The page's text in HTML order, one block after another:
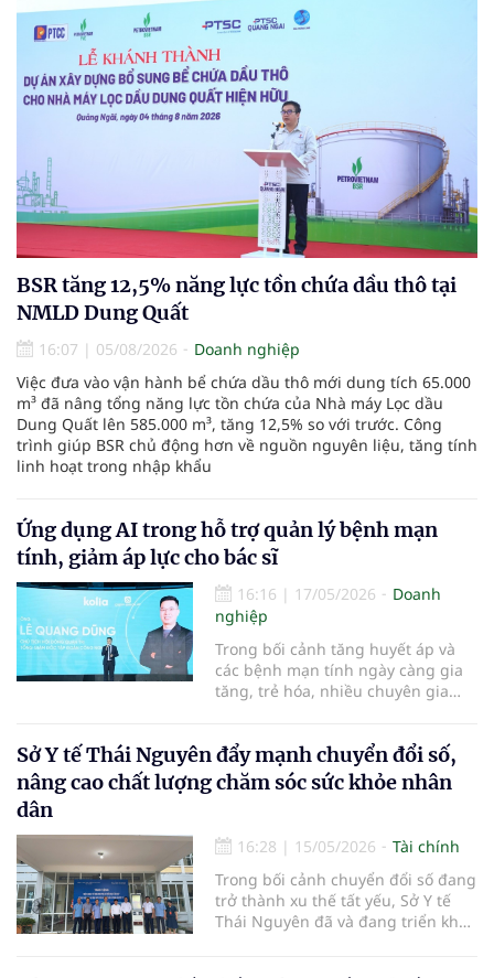
BSR tăng 12,5% năng lực tồn chứa dầu thô tại
NMLD Dung Quất
16:07 | 05/08/2026
Doanh nghiệp
Việc đưa vào vận hành bể chứa dầu thô mới dung tích 65.000
m³ đã nâng tổng năng lực tồn chứa của Nhà máy Lọc dầu
Dung Quất lên 585.000 m³, tăng 12,5% so với trước. Công
trình giúp BSR chủ động hơn về nguồn nguyên liệu, tăng tính
linh hoạt trong nhập khẩu
Ứng dụng AI trong hỗ trợ quản lý bệnh mạn
tính, giảm áp lực cho bác sĩ
16:16 | 17/05/2026
Doanh
nghiệp
Trong bối cảnh tăng huyết áp và
các bệnh mạn tính ngày càng gia
tăng, trẻ hóa, nhiều chuyên gia
trợ theo dõi sức khỏe và quản lý
điều trị lâu dài. Các nền tảng công
nghệ mới được kỳ vọng g
Sở Y tế Thái Nguyên đẩy mạnh chuyển đổi số,
nâng cao chất lượng chăm sóc sức khỏe nhân
dân
16:28 | 15/05/2026
Tài chính
Trong bối cảnh chuyển đổi số đang
trở thành xu thế tất yếu, Sở Y tế
Thái Nguyên đã và đang triển khai